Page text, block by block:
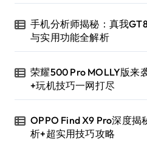
手机分析师揭秘：真我
与实用功能全解析
荣耀500 Pro MOLLY版来
+玩机技巧一网打尽
OPPO Find X9 Pro深度揭
析+超实用技巧攻略